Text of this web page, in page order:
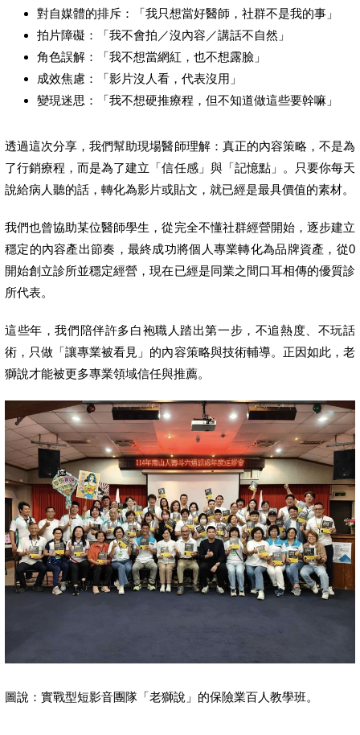
對自媒體的排斥：「我只想當好醫師，社群不是我的事」
拍片障礙：「我不會拍／沒內容／講話不自然」
角色誤解：「我不想當網紅，也不想露臉」
成效焦慮：「影片沒人看，代表沒用」
變現迷思：「我不想硬推療程，但不知道做這些要幹嘛」
透過這次分享，我們幫助現場醫師理解：真正的內容策略，不是為
了行銷療程，而是為了建立「信任感」與「記憶點」。只要你每天
說給病人聽的話，轉化為影片或貼文，就已經是最具價值的素材。
我們也曾協助某位醫師學生，從完全不懂社群經營開始，逐步建立
穩定的內容產出節奏，最終成功將個人專業轉化為品牌資產，從0
開始創立診所並穩定經營，現在已經是同業之間口耳相傳的優質診
所代表。
這些年，我們陪伴許多白袍職人踏出第一步，不追熱度、不玩話
術，只做「讓專業被看見」的內容策略與技術輔導。正因如此，老
獅說才能被更多專業領域信任與推薦。
圖說：實戰型短影音團隊「老獅說」的保險業百人教學班。